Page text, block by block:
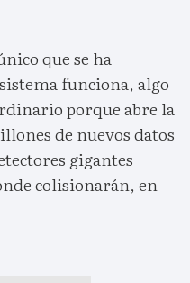
que se ha
funciona, algo
porque abre la
de nuevos datos
gigantes
colisionarán, en